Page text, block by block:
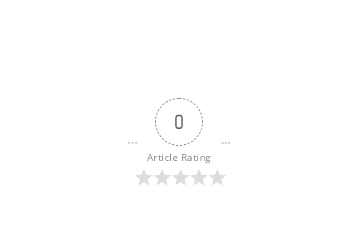
0
Article Rating